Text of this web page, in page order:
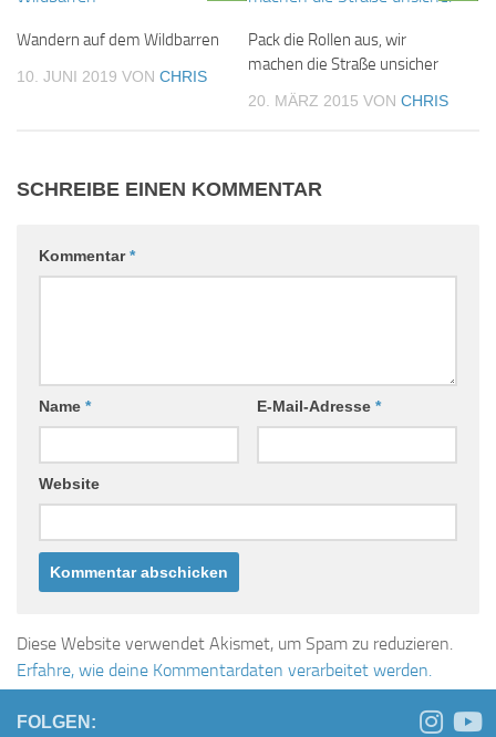
Wandern auf dem Wildbarren
10. JUNI 2019 VON CHRIS
Pack die Rollen aus, wir
machen die Straße unsicher
20. MÄRZ 2015 VON CHRIS
SCHREIBE EINEN KOMMENTAR
Kommentar*
Name * E-Mail-Adresse *
Website
Diese Website verwendet Akismet, um Spam zu reduzieren.
Erfahre, wie deine Kommentardaten verarbeitet werden.
FOLGEN: